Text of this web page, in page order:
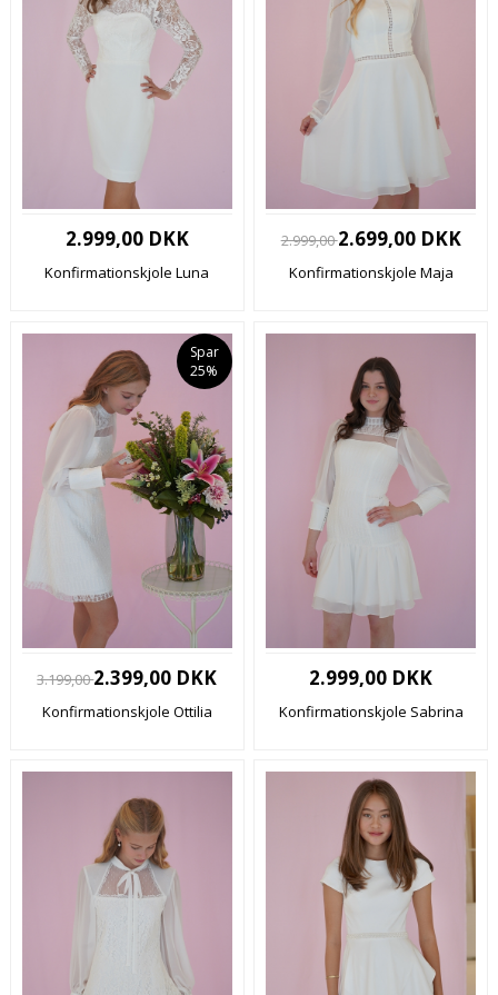
2.999,00 DKK
Konfirmationskjole Luna
2.999,002.699,00 DKK
Konfirmationskjole Maja
Spar
25%
3.199,002.399,00 DKK
Konfirmationskjole Ottilia
2.999,00 DKK
Konfirmationskjole Sabrina